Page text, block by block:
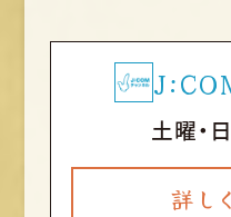
土曜・
詳し